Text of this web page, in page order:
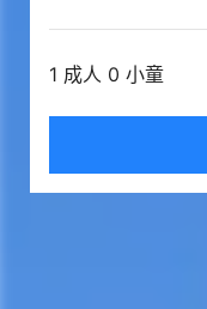
1 成人 0 小童